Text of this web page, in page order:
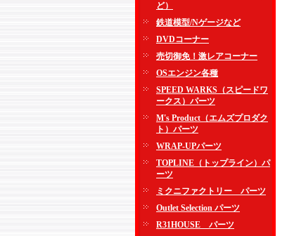
ど）
鉄道模型/Nゲージなど
DVDコーナー
売切御免！激レアコーナー
OSエンジン各種
SPEED WARKS（スピードワ
ークス）パーツ
M's Product（エムズプロダク
ト）パーツ
WRAP-UPパーツ
TOPLINE（トップライン）パ
ーツ
ミクニファクトリー パーツ
Outlet Selection パーツ
R31HOUSE パーツ